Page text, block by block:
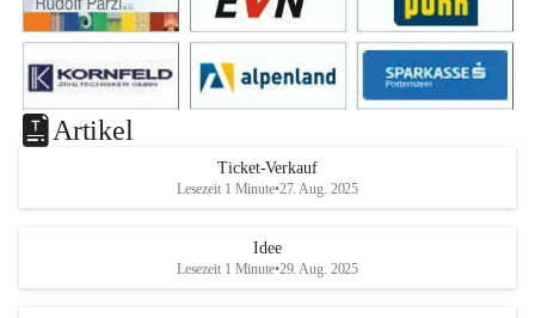
Artikel
Ticket-Verkauf
Lesezeit 1 Minute•27. Aug. 2025
Idee
Lesezeit 1 Minute•29. Aug. 2025